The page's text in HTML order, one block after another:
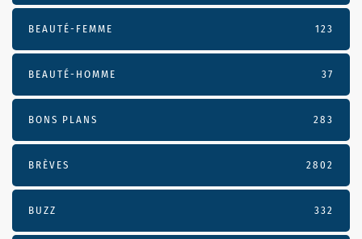
BEAUTÉ-FEMME 123
BEAUTÉ-HOMME 37
BONS PLANS 283
BRÈVES 2802
BUZZ 332